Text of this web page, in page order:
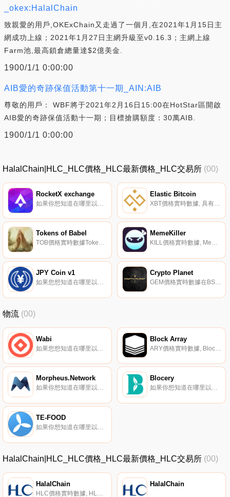
_okex:HalalChain
致親愛的用戶,OKExChain又走過了一個月,在2021年1月15日主
網成功上線；2021年1月27日主網升級至v0.16.3；主網上線
Farm池,最高鎖倉總量達$2億美金.
1900/1/1 0:00:00
AIB愛的奇跡保值活動第十一期_AIN:AIB
尊敬的用戶： WBF將于2021年2月16日15:00在HotStar區開啟
AIB愛的奇跡保值活動十一期；目標搶購額度：30萬AIB.
1900/1/1 0:00:00
HalalChain|HLC_HLC價格_HLC最新價格_HLC交易所 (00)
RocketX exchange Elastic Bitcoin
Tokens of Babel
TOB價格實時數據Tokens of Babel聲稱是以太坊上的一款交易游戲,每當創下歷史新高時就會燃燒代幣.
MemeKiller
KILL價格實時數據, MemeKiller玩基于KILLnance智能鏈的賺取NFT游戲。角色扮演RPG游戲,每個人都可以感覺自己是一名戰士,用垃圾幣戰斗,賺錢并享受這個過程。個性化并改進你的戰士,在戰斗中獲勝并獲得殺戮代幣。發現獨特的NFt物品,升級你的英雄,交易并獲得獎勵.
JPY Coin v1
如果您想知道在哪里以當前價格購買JPY Coin v1,目前交易｛JPYCnname｝股票的頂級加密貨幣交易所是QuickSwap、SushiSwap（Polygon）和Honeyswap。您可以在我們的加密貨幣交易所頁面上找到其他列表.
Crypto Planet
GEM價格實時數據在BSC上參與最偉大的元宇宙星際大戰.
物流 (00)
Wabi Block Array
Morpheus.Network
如果你想知道在哪里以當前價格購買Morpheus.Network,目前交易{Morpheus.Network]股票的頂級加密貨幣交易所是KuCoin、Gate.io和Bittrex。您可以在我們的加密貨幣交易所頁面上找到其他列表.
Blocery
如果你想知道在哪里以當前價格購買Blocery,目前交易{Blocery]股票的頂級加密貨幣交易所是Gate.io、MEXC、Bithumb、Poloniex和BitGlobal。您可以在我們的加密貨幣交易所頁面上找到其他列表.
TE-FOOD
如果你想知道在哪里以當前價格購買TE-FOOD,目前交易{TE-FOOD]股票的頂級加密貨幣交易所是KuCoin、Coinbase Exchange、CoinEx和Uniswap（V2）。您可以在我們的加密貨幣交易所頁面上找到其他列表.
HalalChain|HLC_HLC價格_HLC最新價格_HLC交易所 (00)
HalalChain HalalChain